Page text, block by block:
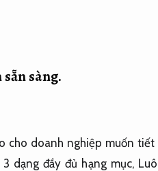
sàng.
cho doanh nghiệp muốn
dạng đầy đủ hạng mục,